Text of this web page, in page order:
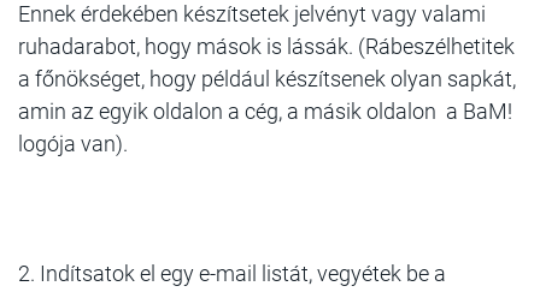
Ennek érdekében készítsetek jelvényt vagy valami
ruhadarabot, hogy mások is lássák. (Rábeszélhetitek
a főnökséget, hogy például készítsenek olyan sapkát,
amin az egyik oldalon a cég, a másik oldalon a BaM!
logója van).
2. Indítsatok el egy e-mail listát, vegyétek be a